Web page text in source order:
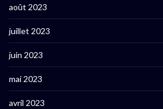
août 2023
juillet 2023
juin 2023
mai 2023
avril 2023